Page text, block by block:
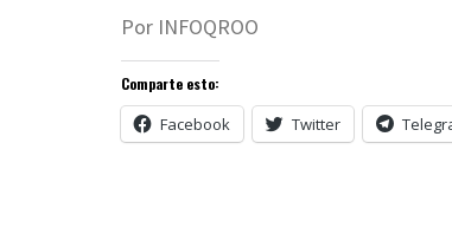
Por INFOQROO
Comparte esto:
Facebook Twitter